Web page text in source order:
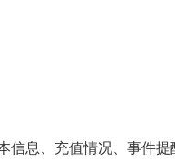
信息、充值情况、事件